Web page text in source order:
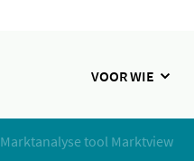
VOOR WIE
Marktanalyse tool Marktview